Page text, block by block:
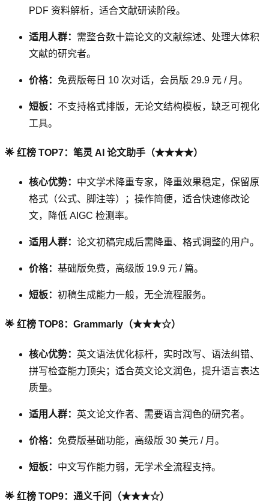
PDF 资料解析，适合文献研读阶段。
适用人群： 需整合数十篇论文的文献综述、处理大体积
文献的研究者。
价格： 免费版每日 10 次对话，会员版 29.9 元 / 月。
短板： 不支持格式排版，无论文结构模板，缺乏可视化
工具。
🌟 红榜 TOP7：笔灵 AI 论文助手（★★★★）
核心优势： 中文学术降重专家，降重效果稳定，保留原
格式（公式、脚注等）；操作简便，适合快速修改论
文，降低 AIGC 检测率。
适用人群： 论文初稿完成后需降重、格式调整的用户。
价格： 基础版免费，高级版 19.9 元 / 篇。
短板： 初稿生成能力一般，无全流程服务。
🌟 红榜 TOP8：Grammarly（★★★☆）
核心优势： 英文语法优化标杆，实时改写、语法纠错、
拼写检查能力顶尖；适合英文论文润色，提升语言表达
质量。
适用人群： 英文论文作者、需要语言润色的研究者。
价格： 免费版基础功能，高级版 30 美元 / 月。
短板： 中文写作能力弱，无学术全流程支持。
🌟 红榜 TOP9：通义千问（★★★☆）